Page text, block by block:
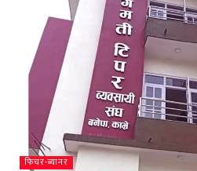
फिचर-ब्यानर